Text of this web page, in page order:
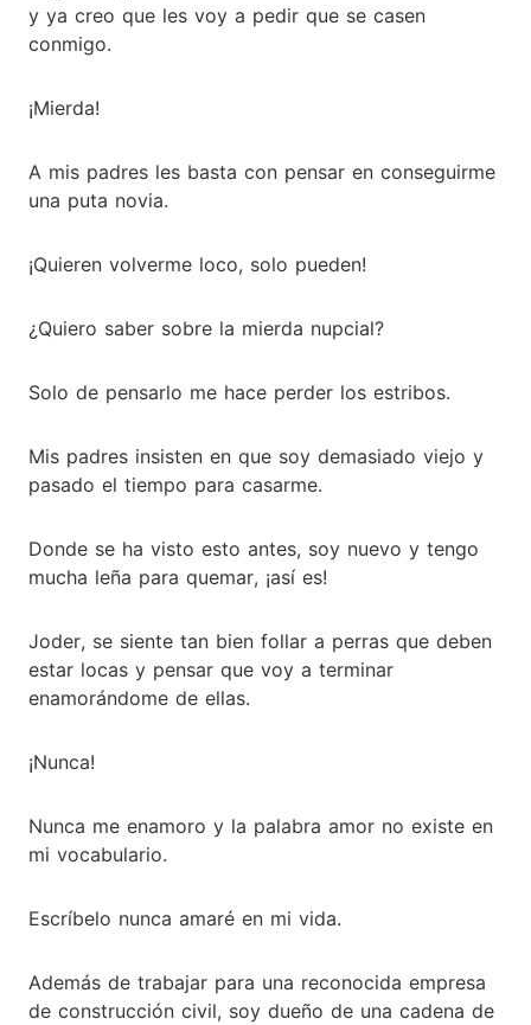
y ya creo que les voy a pedir que se casen
conmigo.
¡Mierda!
A mis padres les basta con pensar en conseguirme
una puta novia.
¡Quieren volverme loco, solo pueden!
¿Quiero saber sobre la mierda nupcial?
Solo de pensarlo me hace perder los estribos.
Mis padres insisten en que soy demasiado viejo y
pasado el tiempo para casarme.
Donde se ha visto esto antes, soy nuevo y tengo
mucha leña para quemar, ¡así es!
Joder, se siente tan bien follar a perras que deben
estar locas y pensar que voy a terminar
enamorándome de ellas.
¡Nunca!
Nunca me enamoro y la palabra amor no existe en
mi vocabulario.
Escríbelo nunca amaré en mi vida.
Además de trabajar para una reconocida empresa
de construcción civil, soy dueño de una cadena de